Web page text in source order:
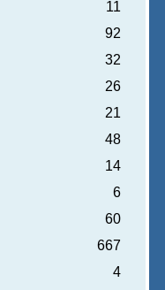
11
92
32
26
21
48
14
6
60
667
4